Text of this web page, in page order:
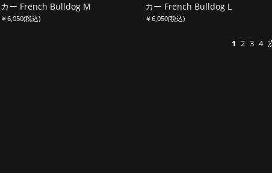
カー French Bulldog M
￥6,050(税込)
カー French Bulldog L
￥6,050(税込)
1 2 3 4